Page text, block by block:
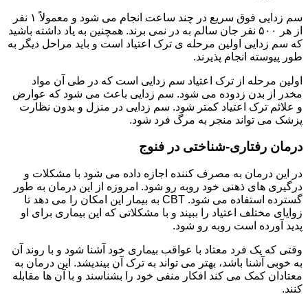
سم زدایی فوق سریع در چند ساعت انجام می شود و معمولاً ۱ نفر
از هر ۵۰۰ نفر جان سالم به در نمی برند. همچنین به یاد داشته باشید
که سم زدایی اولین مرحله ی ترک اعتیاد است و باید مراحل دیگر به
طور پیوسته انجام پذیرند.
اولین مرحله از ترک اعتیاد سم زدایی است که در طی آن مواد
مخدر از بدن زدوده می شود. سم زدایی باعث می شود که عوارض
و علائم ترک اعتیاد کمتر شود. سم زدایی در منزل و بدون نظارت
پزشک می تواند منجر به مرگ فرد شود.
درمان رفتاری-شناختی در فنوج
در این درمان به مصرف کننده اجازه داده می شود با مشکلات و
درگیری های ذهنی خود روبه رو شود. امروزه از این درمان به طور
گسترده استفاده می شود. CBT به بیمار این امکان را می دهد تا
زوایای مختلف اعتیاد را ببیند و با مشکلاتی که این بیماری برای او
پدید آورده است روبه رو شود.
وقتی که یک فرد معتاد با عواقب بیماری خود آشنا شود و با روند آن
به خوبی آشنا باشد، بهتر می تواند به ترک آن بیندیشد. این درمان به
معتادان کمک می کند افکار منفی خود را بشناسند و با آن ها مقابله
کنند.